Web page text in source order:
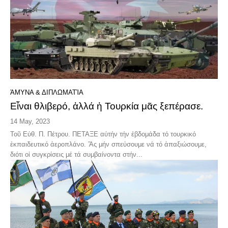
ΆΜΥΝΑ & ΔΙΠΛΩΜΑΤΊΑ
Εἶναι θλιβερό, ἀλλά ἡ Τουρκία μᾶς ξεπέρασε.
14 May, 2023
Τοῦ Εὐθ. Π. Πέτρου. ΠΕΤΑΞΕ αὐτήν τήν ἑβδομάδα τό τουρκικό
ἐκπαιδευτικό ἀεροπλάνο. Ἄς μήν σπεύσουμε νά τό ἀπαξιώσουμε,
διότι οἱ συγκρίσεις μέ τά συμβαίνοντα στήν...